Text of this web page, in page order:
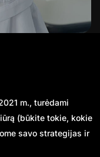
m., turėdami
(būkite tokie, kokie
savo strategijas ir